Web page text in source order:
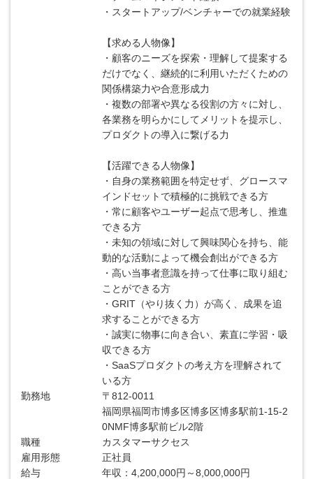
・スタートアップ/ベンチャーでの就業経験
【求める人物像】
・顧客のニーズを探索・理解して提案する
だけでなく、継続的に利用いただくための
関係構築力や合意形成力
・複数の部署や異なる役割の方々に対し、
各業務を明らかにしてメリットを提示し、
プロダクトの導入に繋げる力
【活躍できる人物像】
・自身の業務範囲を特定せず、グロースマ
インドセットで積極的に挑戦できる方
・常に顧客やユーザー起点で思考し、推進
できる方
・未知の領域に対して興味関心を持ち、能
動的な活動によって機会創出ができる方
・高い当事者意識を持って仕事に取り組む
ことができる方
・GRIT（やり抜く力）が高く、成果を追
求することができる方
・誠実に物事に向き合い、素直に学習・吸
収できる方
・SaaSプロダクトの考え方を理解されて
いる方
勤務地
〒812-0011
福岡県福岡市博多区博多区博多駅前1-15-2
0NMF博多駅前ビル2階
職種
カスタマーサクセス
雇用形態
正社員
給与
年収：4,200,000円～8,000,000円